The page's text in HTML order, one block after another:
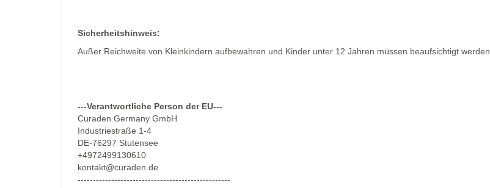
Sicherheitshinweis:
Außer Reichweite von Kleinkindern aufbewahren und Kinder unter 12 Jahren müssen beaufsichtigt werden.
---Verantwortliche Person der EU---
Curaden Germany GmbH
Industriestraße 1-4
DE-76297 Stutensee
+4972499130610
kontakt@curaden.de
--------------------------------------------------